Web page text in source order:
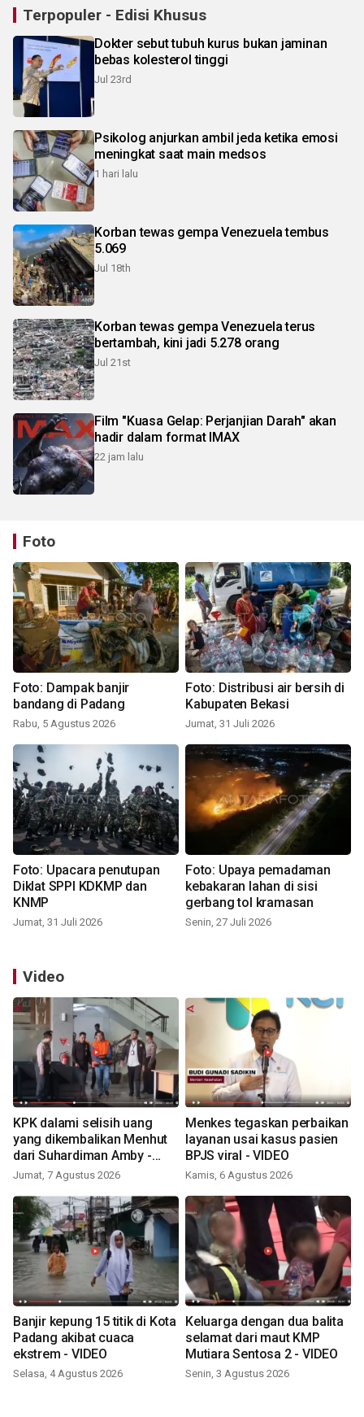
Terpopuler - Edisi Khusus
Dokter sebut tubuh kurus bukan jaminan
bebas kolesterol tinggi
Jul 23rd
Psikolog anjurkan ambil jeda ketika emosi
meningkat saat main medsos
1 hari lalu
Korban tewas gempa Venezuela tembus
5.069
Jul 18th
Korban tewas gempa Venezuela terus
bertambah, kini jadi 5.278 orang
Jul 21st
Film "Kuasa Gelap: Perjanjian Darah" akan
hadir dalam format IMAX
22 jam lalu
Foto
Foto: Dampak banjir
bandang di Padang
Rabu, 5 Agustus 2026
Foto: Distribusi air bersih di
Kabupaten Bekasi
Jumat, 31 Juli 2026
Foto: Upacara penutupan
Diklat SPPI KDKMP dan
KNMP
Jumat, 31 Juli 2026
Foto: Upaya pemadaman
kebakaran lahan di sisi
gerbang tol kramasan
Senin, 27 Juli 2026
Video
KPK dalami selisih uang
yang dikembalikan Menhut
dari Suhardiman Amby -
VIDEO
Jumat, 7 Agustus 2026
Menkes tegaskan perbaikan
layanan usai kasus pasien
BPJS viral - VIDEO
Kamis, 6 Agustus 2026
Banjir kepung 15 titik di Kota
Padang akibat cuaca
ekstrem - VIDEO
Selasa, 4 Agustus 2026
Keluarga dengan dua balita
selamat dari maut KMP
Mutiara Sentosa 2 - VIDEO
Senin, 3 Agustus 2026